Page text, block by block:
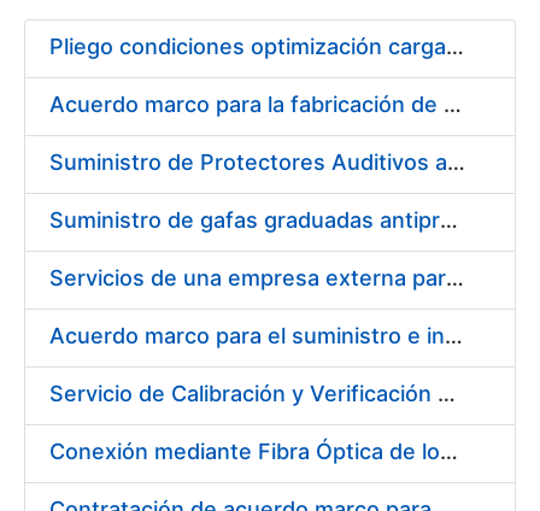
Erakutsi/Ezkutatu
Pliego condiciones optimización cargas compras firmado
Acuerdo marco para la fabricación de piezas
Suministro de Protectores Auditivos a medida para las personas trabajadoras de los Centros de Trabajo de Madrid y Burgos
Suministro de gafas graduadas antiproyecciones para los trabajadores de la FNMT-RCM en los centros de trabajo de Madrid y Burgos
Servicios de una empresa externa para el asesoramiento y resolución de los recursos de alzada que se presentan relacionados con procesos de selección para la FNMT-RCM
Acuerdo marco para el suministro e instalación de persianas, estores y otros complementos
Servicio de Calibración y Verificación Externa de los Equipos de Medición del Servicio de Prevención de la FNMT-RCM
Conexión mediante Fibra Óptica de los Centros de Proceso de Datos (CPDs) de las sedes de la FNMT-RCM de Burgos y Madrid